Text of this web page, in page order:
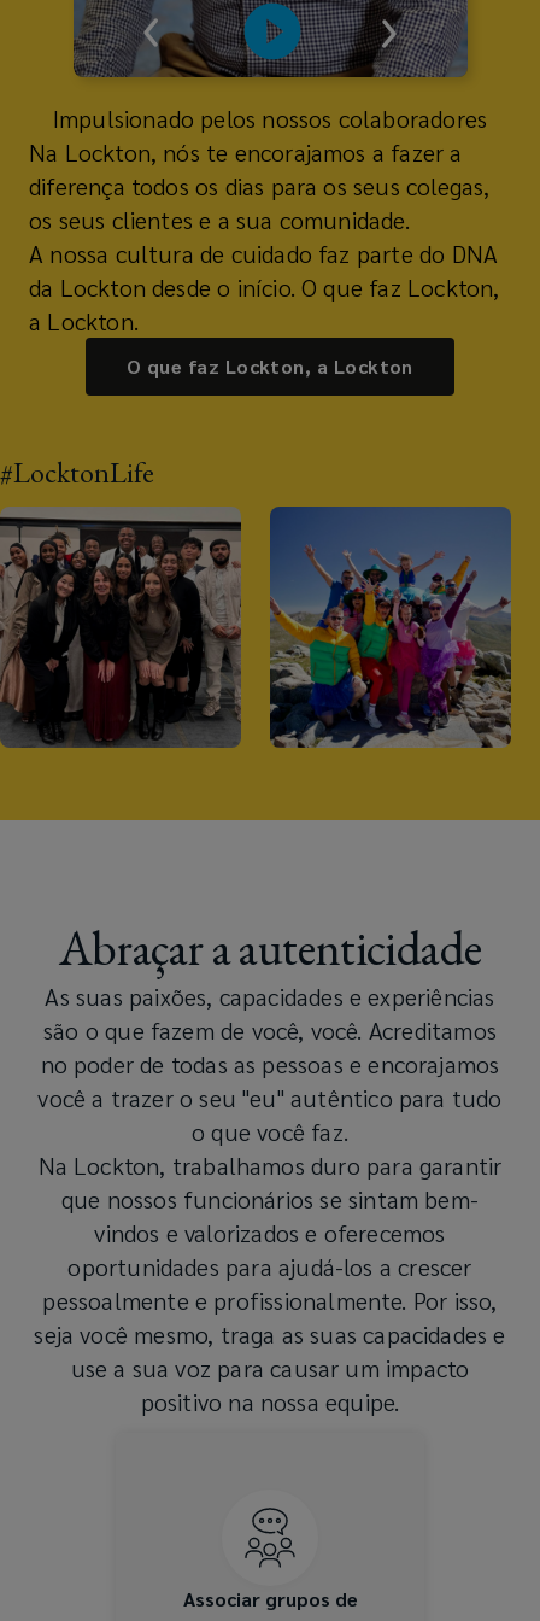
Impulsionado pelos nossos colaboradores
Na Lockton, nós te encorajamos a fazer a
diferença todos os dias para os seus colegas,
os seus clientes e a sua comunidade.
A nossa cultura de cuidado faz parte do DNA
da Lockton desde o início. O que faz Lockton,
a Lockton.
O que faz Lockton, a Lockton
#LocktonLife
Abraçar a autenticidade
As suas paixões, capacidades e experiências
são o que fazem de você, você. Acreditamos
no poder de todas as pessoas e encorajamos
você a trazer o seu "eu" autêntico para tudo
o que você faz.
Na Lockton, trabalhamos duro para garantir
que nossos funcionários se sintam bem-
vindos e valorizados e oferecemos
oportunidades para ajudá-los a crescer
pessoalmente e profissionalmente. Por isso,
seja você mesmo, traga as suas capacidades e
use a sua voz para causar um impacto
positivo na nossa equipe.
Associar grupos de
liderados por associados que
disponibilizam espaços
dedicados para ajudar a
promover a comunidade e